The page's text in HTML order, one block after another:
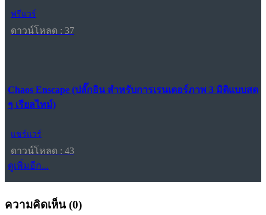
ฟรีแวร์
ดาวน์โหลด : 37
Chaos Enscape (ปลั๊กอิน สำหรับการเรนเดอร์ภาพ 3 มิติแบบสด
ๆ เรียลไทม์)
แชร์แวร์
ดาวน์โหลด : 43
ดูเพิ่มอีก...
ความคิดเห็น (0)